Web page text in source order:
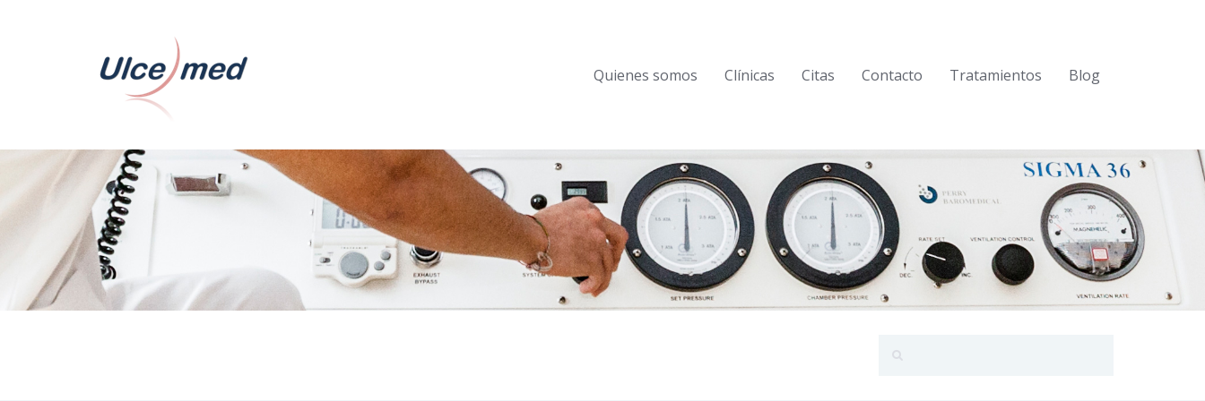
Quienes somos Clínicas Citas Contacto Tratamientos Blog